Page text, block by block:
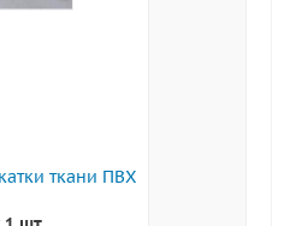
ткани ПВХ